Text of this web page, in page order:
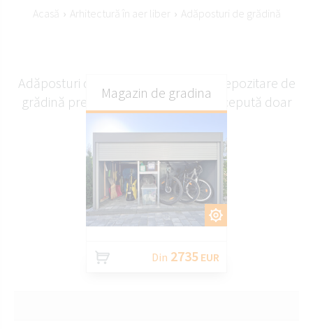
Acasă › Arhitectură în aer liber › Adăposturi de grădină
Adăposturi de grădină de la Knall - depozitare de
grădină premium, la comandă, concepută doar
PERSONALIZAȚI
Magazin de gradina
Din 2735 EUR